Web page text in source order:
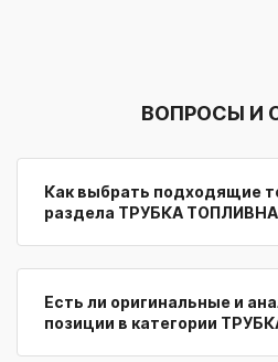
ВОПРОСЫ И
Как выбрать подходящие
раздела ТРУБКА
Есть ли оригинальные и
позиции в категории